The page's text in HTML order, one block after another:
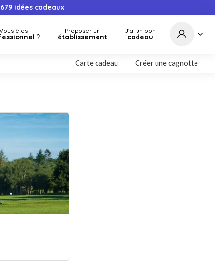
idées cadeaux
Vous êtes
?
Proposer un
établissement
J'ai un bon
cadeau
Carte cadeau Créer une cagnotte